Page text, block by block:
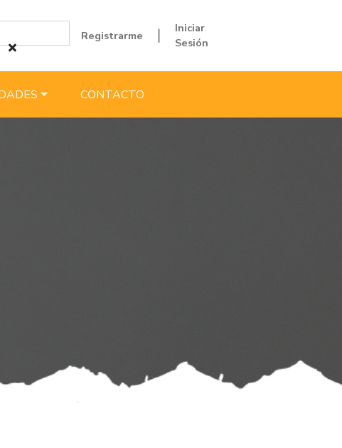
Registrarme
Iniciar
Sesión
CONTACTO